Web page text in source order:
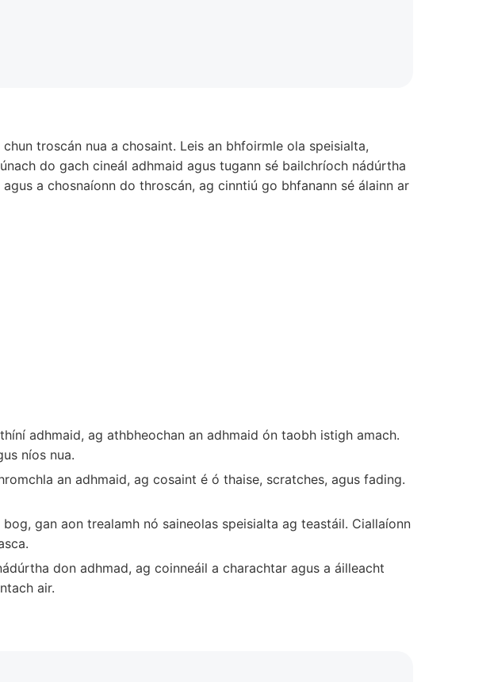
troscán nua a chosaint. Leis an bhfoirmle ola speisialta,
do gach cineál adhmaid agus tugann sé bailchríoch nádúrtha
a chosnaíonn do throscán, ag cinntiú go bhfanann sé álainn ar
adhmaid, ag athbheochan an adhmaid ón taobh istigh amach.
níos nua.
an adhmaid, ag cosaint é ó thaise, scratches, agus fading.
gan aon trealamh nó saineolas speisialta ag teastáil. Ciallaíonn
don adhmad, ag coinneáil a charachtar agus a áilleacht
air.